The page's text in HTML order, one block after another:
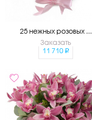
25 нежных розовых ...
Заказать
11 710